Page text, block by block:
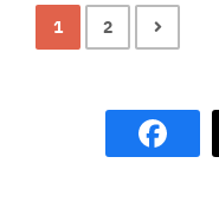
1 2